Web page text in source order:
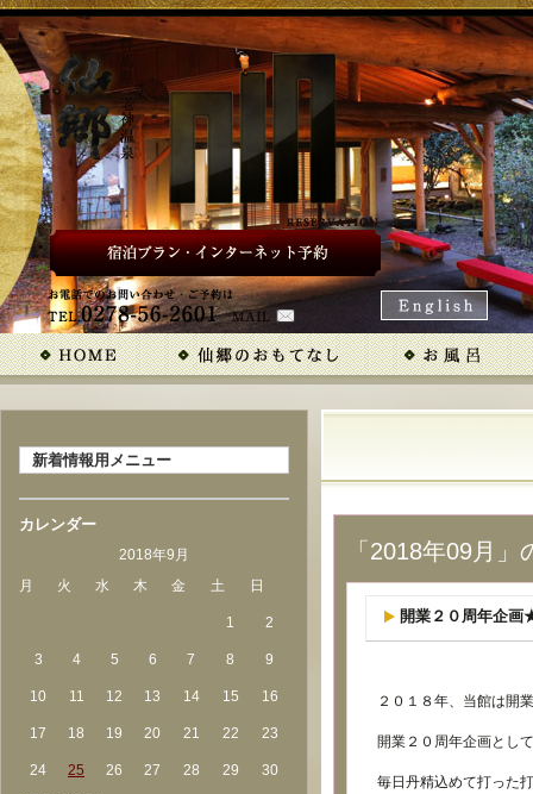
「2018年09月」
開業２０周年企画
２０１８年、当館は開
開業２０周年企画とし
毎日丹精込めて打った
新着情報用メニュー
カレンダー
2018年9月
月
火 水 木 金 土 日
1 2
3 4 5 6 7 8 9
10 11 12 13 14 15 16
17 18 19 20 21 22 23
24 25 26 27 28 29
30